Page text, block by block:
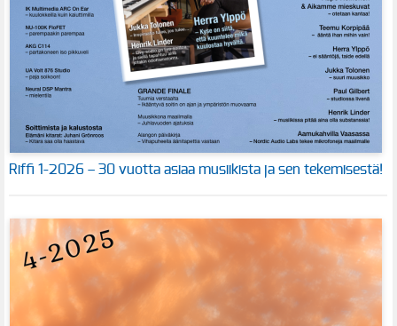
Riffi 1-2026 – 30 vuotta asiaa musiikista ja sen tekemisestä!